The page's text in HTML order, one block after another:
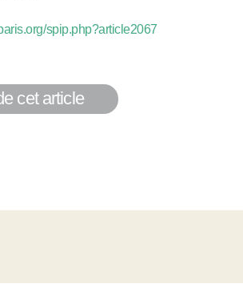
spip.php?article2067
cet article